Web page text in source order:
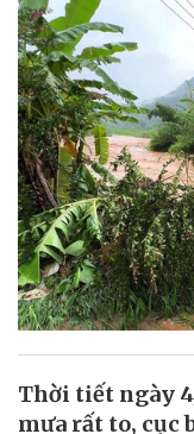
Thời tiết ngày
mưa rất to, cục